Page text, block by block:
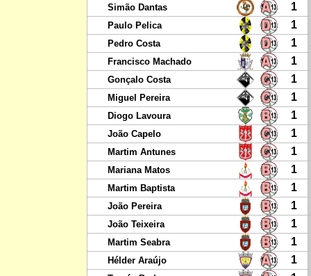
Simão Dantas 1
Paulo Pelica 1
Pedro Costa 1
Francisco Machado 1
Gonçalo Costa 1
Miguel Pereira 1
Diogo Lavoura 1
João Capelo 1
Martim Antunes 1
Mariana Matos 1
Martim Baptista 1
João Pereira 1
João Teixeira 1
Martim Seabra 1
Hélder Araújo 1